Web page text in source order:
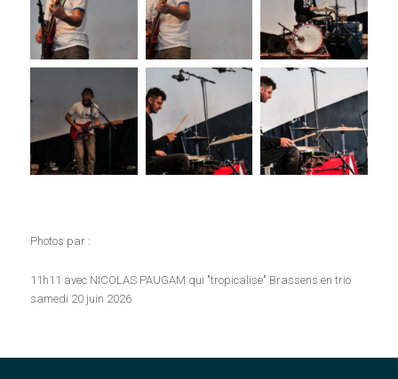
Photos par :
11h11 avec NICOLAS PAUGAM qui "tropicalise" Brassens en trio
samedi 20 juin 2026